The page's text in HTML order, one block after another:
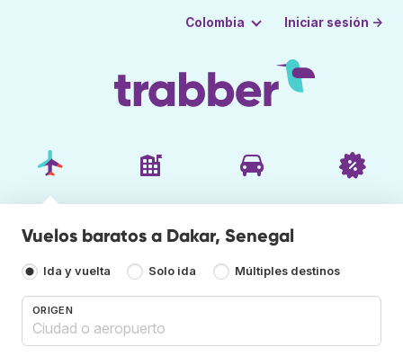
Colombia Iniciar sesión →
Vuelos baratos a Dakar, Senegal
Ida y vuelta Solo ida Múltiples destinos
ORIGEN